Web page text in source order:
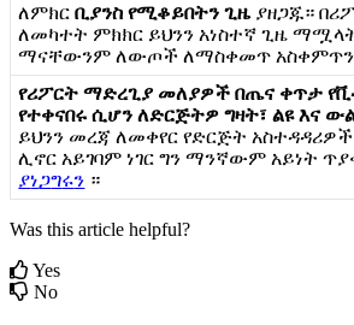
ለምክር ቢያንስ የሚቆይበትን ጊዜ ያዘጋጁ። በሪ
ለመካተት ምክክር ይህንን አነስተኛ ጊዜ ማሟ ላ
ማናቸውንም ለውጦች ለማስቀመጥ አስቀምጥን
የሪፖርት ማድረጊያ መለያዎች በጤና ቀጥታ የቪ
የተቀናበሩ ሲሆን ለድርጅትዎ ግዛት፣ ልዩ እና ው
ይህንን መረጃ ለመቀየር የድርጅት አስተዳዳሪዎች
ሊኖር አይገባም ነገር ግን ማንኛውም አይነት ጥያ
ያነጋግሩን ።
Was this article helpful?
Yes
No